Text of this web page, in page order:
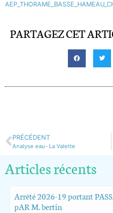
PARTAGEZ CET
PRÉCÉDENT
Analyse eau- La Valette
Articles récents
Arrêté 2026-19 portant
pAR M. bertin